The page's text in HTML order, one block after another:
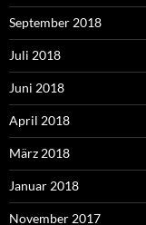
September 2018
Juli 2018
Juni 2018
April 2018
März 2018
Januar 2018
November 2017